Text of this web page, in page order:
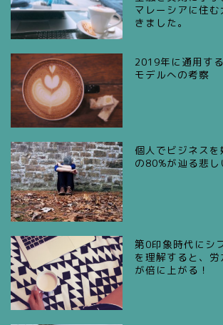
マレーシアに住
きました。
2019年に通用す
モデルへの考察
個人でビジネス
の80%が辿る悲し
第0印象時代にシ
を理解すると、
が倍に上がる！